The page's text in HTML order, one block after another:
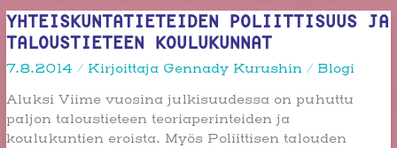
YHTEISKUNTATIETEIDEN POLIITTISUUS JA
TALOUSTIETEEN KOULUKUNNAT
7.8.2014 / Kirjoittaja Gennady Kurushin/ Blogi
Aluksi Viime vuosina julkisuudessa on puhuttu
paljon taloustieteen teoriaperinteiden ja
koulukuntien eroista. Myös Poliittisen talouden